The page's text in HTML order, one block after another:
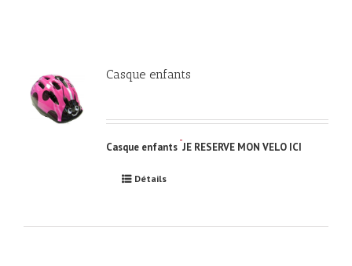
Casque enfants
Casque enfants JE RESERVE MON VELO ICI
Détails